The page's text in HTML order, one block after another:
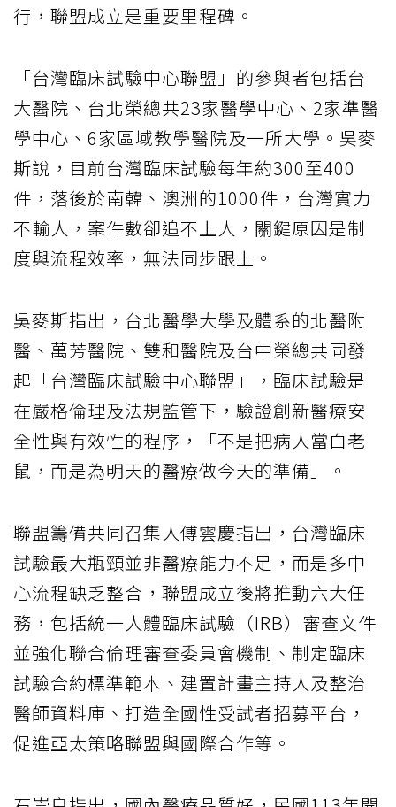
行，聯盟成立是重要里程碑。
「台灣臨床試驗中心聯盟」的參與者包括台
大醫院、台北榮總共23家醫學中心、2家準醫
學中心、6家區域教學醫院及一所大學。吳麥
斯說，目前台灣臨床試驗每年約300至400
件，落後於南韓、澳洲的1000件，台灣實力
不輸人，案件數卻追不上人，關鍵原因是制
度與流程效率，無法同步跟上。
吳麥斯指出，台北醫學大學及體系的北醫附
醫、萬芳醫院、雙和醫院及台中榮總共同發
起「台灣臨床試驗中心聯盟」，臨床試驗是
在嚴格倫理及法規監管下，驗證創新醫療安
全性與有效性的程序，「不是把病人當白老
鼠，而是為明天的醫療做今天的準備」。
聯盟籌備共同召集人傅雲慶指出，台灣臨床
試驗最大瓶頸並非醫療能力不足，而是多中
心流程缺乏整合，聯盟成立後將推動六大任
務，包括統一人體臨床試驗（IRB）審查文件
並強化聯合倫理審查委員會機制、制定臨床
試驗合約標準範本、建置計畫主持人及整治
醫師資料庫、打造全國性受試者招募平台，
促進亞太策略聯盟與國際合作等。